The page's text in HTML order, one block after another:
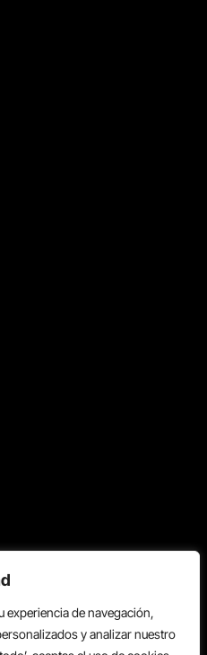
experiencia de navegación,
y analizar nuestro
los derechos reservados.